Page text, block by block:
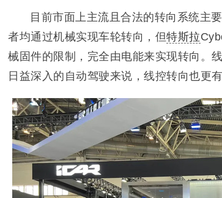
目前市面上主流且合法的转向系统主
者均通过机械实现车轮转向，但特斯拉
械固件的限制，完全由电能来实现转向。
日益深入的自动驾驶来说，线控转向也更有